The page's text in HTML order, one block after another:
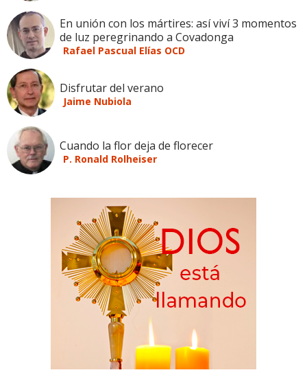
En unión con los mártires: así viví 3 momentos
de luz peregrinando a Covadonga
Rafael Pascual Elías OCD
Disfrutar del verano
Jaime Nubiola
Cuando la flor deja de florecer
P. Ronald Rolheiser